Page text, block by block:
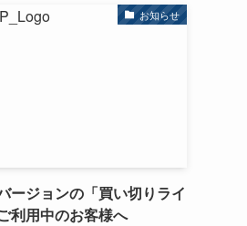
お知らせ
ージョンの「買い切りライ
利用中のお客様へ